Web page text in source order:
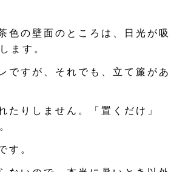
色の壁面のところは、日光が吸
ます。
ですが、それでも、立て簾があ
たりしません。「置くだけ」
す。